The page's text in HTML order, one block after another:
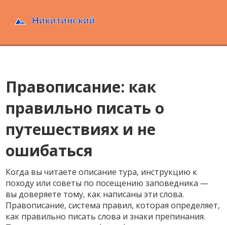
Правописание: как
правильно писать о
путешествиях и не
ошибаться
Когда вы читаете описание тура, инструкцию к
походу или советы по посещению заповедника —
вы доверяете тому, как написаны эти слова.
Правописание,система правил, которая определяет,
как правильно писать слова и знаки препинания.